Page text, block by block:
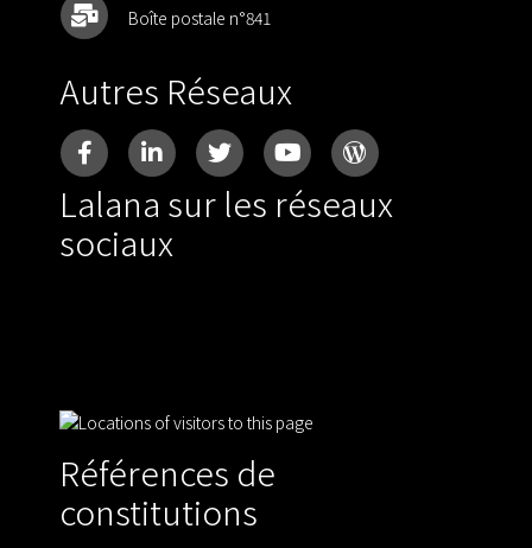
Boîte postale n°841
Autres Réseaux
Lalana sur les réseaux
sociaux
Références de
constitutions